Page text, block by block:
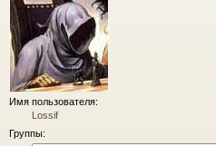
ел
и
Имя пользователя:
Lossif
Группы: